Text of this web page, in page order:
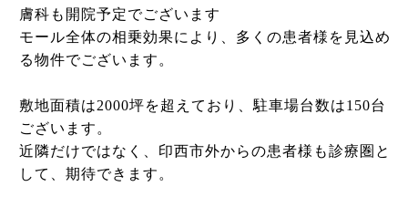
膚科も開院予定でございます
モール全体の相乗効果により、多くの患者様を見込め
る物件でございます。
敷地面積は2000坪を超えており、駐車場台数は150台
ございます。
近隣だけではなく、印西市外からの患者様も診療圏と
して、期待できます。